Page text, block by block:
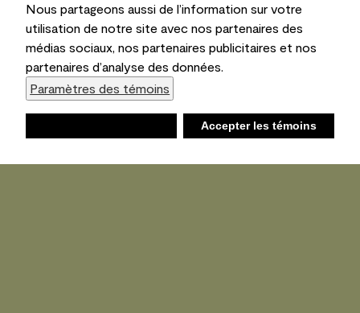
Nous partageons aussi de l’information sur votre
utilisation de notre site avec nos partenaires des
médias sociaux, nos partenaires publicitaires et nos
partenaires d’analyse des données.
Paramètres des témoins
Accepter les témoins
Liste d’achats